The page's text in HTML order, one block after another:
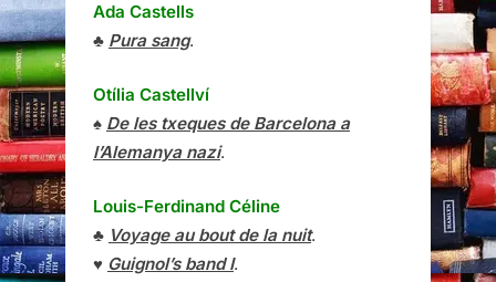
Ada Castells
♣ Pura sang.
Otília Castellví
♠ De les txeques de Barcelona a
l’Alemanya nazi.
Louis-Ferdinand Céline
♣ Voyage au bout de la nuit.
♥ Guignol’s band I.